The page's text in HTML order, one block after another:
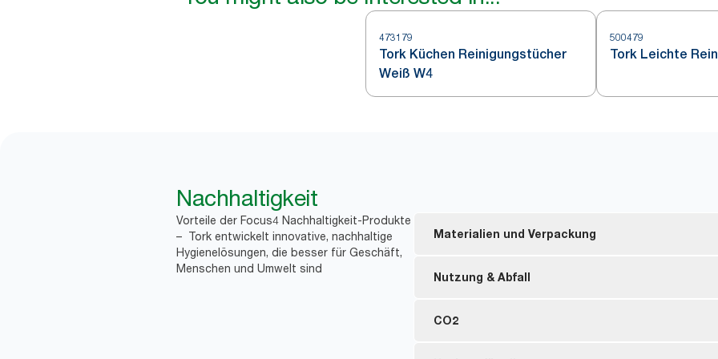
473179
Tork Küchen Reinigungstücher
Weiß W4
500479
Tork Leichte
Nachhaltigkeit
Vorteile der Focus4 Nachhaltigkeit-Produkte
– Tork entwickelt innovative, nachhaltige
Hygienelösungen, die besser für Geschäft,
Menschen und Umwelt sind
Materialien und Verpackung
Nachfüllmaterial mit FSC®-Zertifizierung – die
Innenverpackung mit einem Anteil von mindestens
Nutzung & Abfall
Die Tücher können mehrmals verwendet werden,
CO2